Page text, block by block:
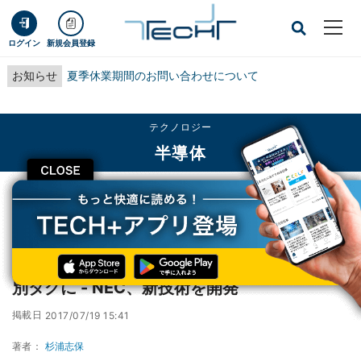
ログイン 新規会員登録
お知らせ 夏季休業期間のお問い合わせについて
CLOSE
テクノロジー
半導体
TECH+ テクノロジー
半導体
ペンで手書きした点がバーコード代わりの識別タグに - NEC、新技術を開発
ペンで手書きした点がバーコード代わりの識
別タグに - NEC、新技術を開発
掲載日 2017/07/19 15:41
著者： 杉浦志保